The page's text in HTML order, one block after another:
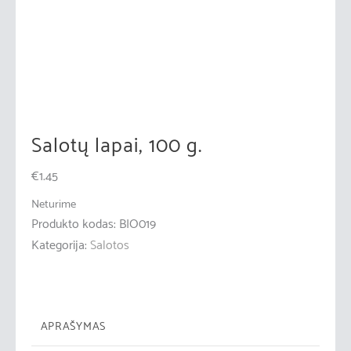
Salotų lapai, 100 g.
€1.45
Neturime
Produkto kodas: BIO019
Kategorija:Salotos
APRAŠYMAS